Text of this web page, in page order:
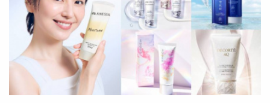
列大量運用水洗刷色與復古印花元素，讓經典初號機、角色
形象與動畫場景更具街頭潮流感，即使平常不看動漫的人也
能輕鬆駕馭。GU男女適穿水洗印花T恤EVANGELION1，
590元。（圖／品牌提供）圖說：GU男女適穿水洗印花T恤
EVANGELION2，590元。（圖／品牌提供）New
Era×Looney Tunes×MLB！兔巴哥、達菲鴨變身明星球員
行校色提亮，一抹就能讓氣色變乾淨。ALLIE 持采濾鏡調色
UV防曬乳（木質調勻妍）40g / 、ALLIE 持采濾鏡調色UV防
曬乳（紫陽明妍）40g / 價格依通路（圖／品牌提供）黛珂
把防曬做到「素顏底妝等級」！一支素顏霜撐全場黛珂今年
防曬主打非常明確，就是把防曬直接做到底妝等級。最值得
關注的是「極效光無痕素顏霜」，質地水潤輕盈，上臉幾乎